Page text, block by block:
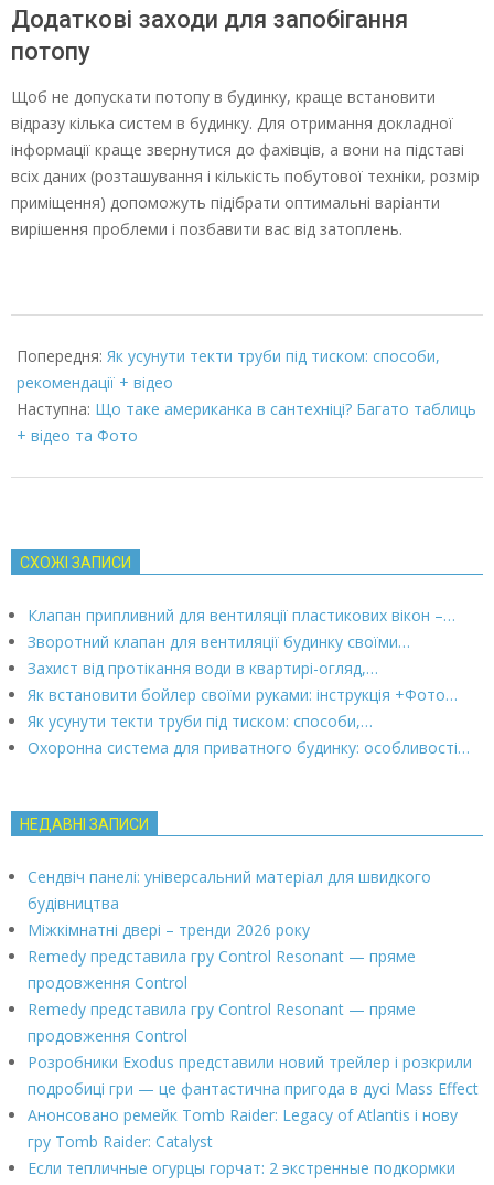
Додаткові заходи для запобігання
потопу
Щоб не допускати потопу в будинку, краще встановити
відразу кілька систем в будинку. Для отримання докладної
інформації краще звернутися до фахівців, а вони на підставі
всіх даних (розташування і кількість побутової техніки, розмір
приміщення) допоможуть підібрати оптимальні варіанти
вирішення проблеми і позбавити вас від затоплень.
03-
07
Попередня: Як усунути текти труби під тиском: способи,
рекомендації + відео
Наступна: Що таке американка в сантехніці? Багато таблиць
+ відео та Фото
СХОЖІ ЗАПИСИ
Клапан припливний для вентиляції пластикових вікон –…
Зворотний клапан для вентиляції будинку своїми…
Захист від протікання води в квартирі-огляд,…
Як встановити бойлер своїми руками: інструкція +Фото…
Як усунути текти труби під тиском: способи,…
Охоронна система для приватного будинку: особливості…
НЕДАВНІ ЗАПИСИ
Сендвіч панелі: універсальний матеріал для швидкого
будівництва
Міжкімнатні двері – тренди 2026 року
Remedy представила гру Control Resonant — пряме
продовження Control
Remedy представила гру Control Resonant — пряме
продовження Control
Розробники Exodus представили новий трейлер і розкрили
подробиці гри — це фантастична пригода в дусі Mass Effect
Анонсовано ремейк Tomb Raider: Legacy of Atlantis і нову
гру Tomb Raider: Catalyst
Если тепличные огурцы горчат: 2 экстренные подкормки